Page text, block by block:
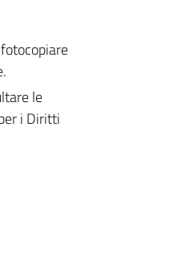
le
i Diritti